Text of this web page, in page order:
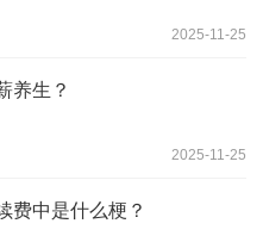
2025-11-25
养生？
2025-11-25
费中是什么梗？